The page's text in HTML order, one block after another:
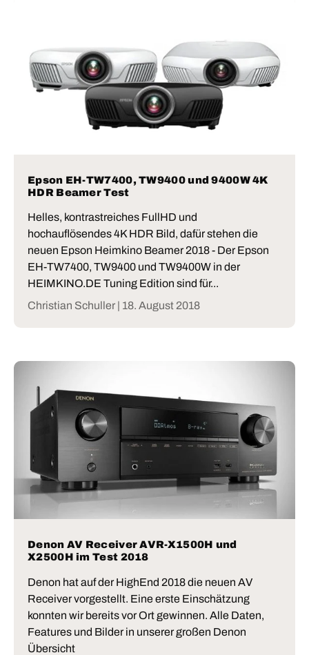
Epson EH-TW7400, TW9400 und 9400W 4K
HDR Beamer Test
Helles, kontrastreiches FullHD und
hochauflösendes 4K HDR Bild, dafür stehen die
neuen Epson Heimkino Beamer 2018 - Der Epson
EH-TW7400, TW9400 und TW9400W in der
HEIMKINO.DE Tuning Edition sind für...
Christian Schuller | 18. August 2018
Denon AV Receiver AVR-X1500H und
X2500H im Test 2018
Denon hat auf der HighEnd 2018 die neuen AV
Receiver vorgestellt. Eine erste Einschätzung
konnten wir bereits vor Ort gewinnen. Alle Daten,
Features und Bilder in unserer großen Denon
Übersicht